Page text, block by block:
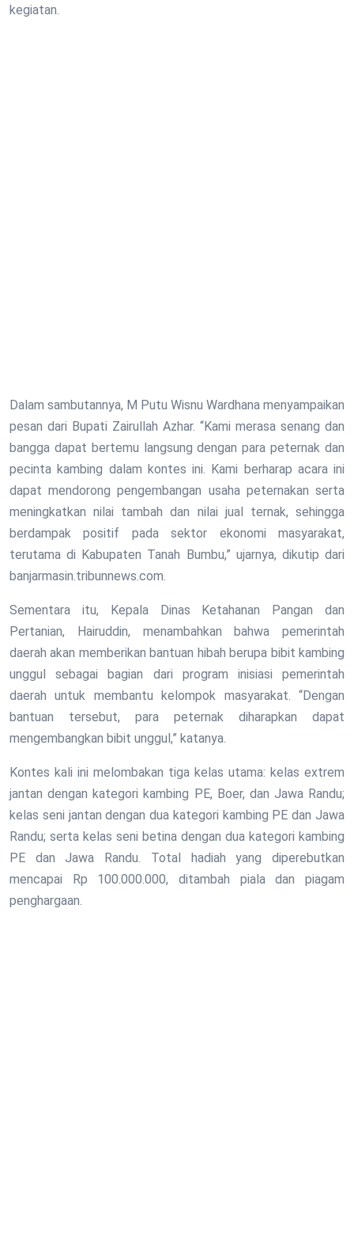
kegiatan.
Dalam sambutannya, M Putu Wisnu Wardhana menyampaikan
pesan dari Bupati Zairullah Azhar. “Kami merasa senang dan
bangga dapat bertemu langsung dengan para peternak dan
pecinta kambing dalam kontes ini. Kami berharap acara ini
dapat mendorong pengembangan usaha peternakan serta
meningkatkan nilai tambah dan nilai jual ternak, sehingga
berdampak positif pada sektor ekonomi masyarakat,
terutama di Kabupaten Tanah Bumbu,” ujarnya, dikutip dari
banjarmasin.tribunnews.com.
Sementara itu, Kepala Dinas Ketahanan Pangan dan
Pertanian, Hairuddin, menambahkan bahwa pemerintah
daerah akan memberikan bantuan hibah berupa bibit kambing
unggul sebagai bagian dari program inisiasi pemerintah
daerah untuk membantu kelompok masyarakat. “Dengan
bantuan tersebut, para peternak diharapkan dapat
mengembangkan bibit unggul,” katanya.
Kontes kali ini melombakan tiga kelas utama: kelas extrem
jantan dengan kategori kambing PE, Boer, dan Jawa Randu;
kelas seni jantan dengan dua kategori kambing PE dan Jawa
Randu; serta kelas seni betina dengan dua kategori kambing
PE dan Jawa Randu. Total hadiah yang diperebutkan
mencapai Rp 100.000.000, ditambah piala dan piagam
penghargaan.